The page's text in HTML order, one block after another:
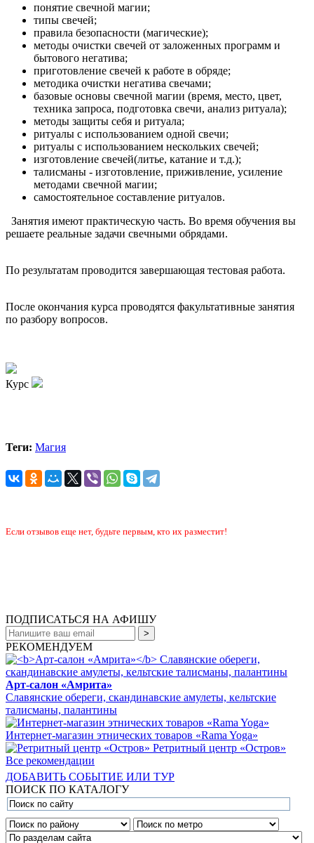
понятие свечной магии;
типы свечей;
правила безопасности (магические);
методы очистки свечей от заложенных программ и
бытового негатива;
приготовление свечей к работе в обряде;
методика очистки негатива свечами;
базовые основы свечной магии (время, место, цвет,
техника запроса, подготовка свечи, анализ ритуала);
методы защиты себя и ритуала;
ритуалы с использованием одной свечи;
ритуалы с использованием нескольких свечей;
изготовление свечей(литье, катание и т.д.);
талисманы - изготовление, приживление, усиление
методами свечной магии;
самостоятельное составление ритуалов.
Занятия имеют практическую часть. Во время обучения вы
решаете реальные задачи свечными обрядами.
По результатам проводится завершающая тестовая работа.
После окончания курса проводятся факультативные занятия
по разбору вопросов.
Курс
Теги: Магия
Если отзывов еще нет, будьте первым, кто их разместит!
ПОДПИСАТЬСЯ НА АФИШУ
РЕКОМЕНДУЕМ
Арт-салон «Амрита»
Славянские обереги, скандинавские амулеты, кельтские
талисманы, палантины
Интернет-магазин этнических товаров «Rama Yoga»
Ретритный центр «Остров»
Все рекомендации
ДОБАВИТЬ СОБЫТИЕ ИЛИ ТУР
ПОИСК ПО КАТАЛОГУ